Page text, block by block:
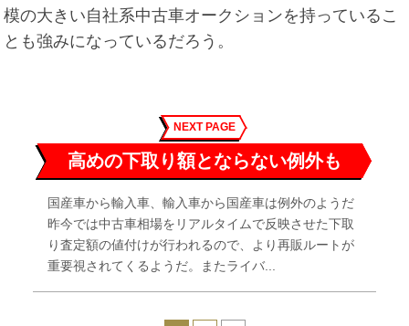
模の大きい自社系中古車オークションを持っているこ
とも強みになっているだろう。
NEXT PAGE
高めの下取り額とならない例外も
国産車から輸入車、輸入車から国産車は例外のようだ
昨今では中古車相場をリアルタイムで反映させた下取
り査定額の値付けが行われるので、より再販ルートが
重要視されてくるようだ。またライバ...